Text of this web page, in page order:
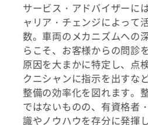
サービス・アドバイザーに
ャリア・チェンジによって
数。車両のメカニズムへの
らこそ、お客様からの問診
原因を大まかに特定し、点
クニシャンに指示を出すな
整備の効率化を図れます。
ではないものの、有資格者
識やノウハウを存分に発揮